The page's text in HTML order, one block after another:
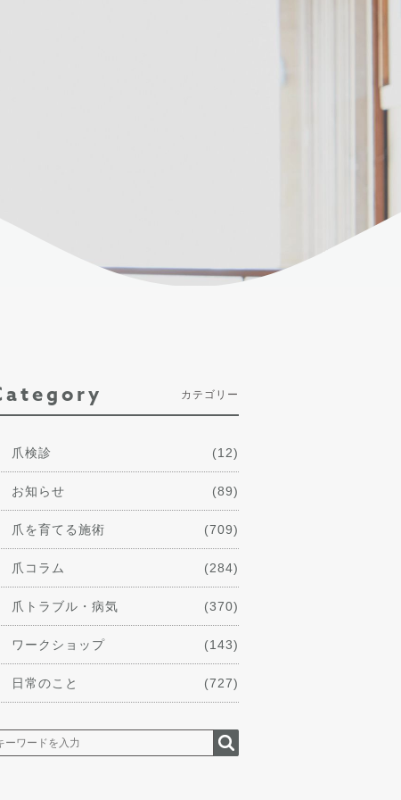
カテゴリー
爪検診 (12)
お知らせ (89)
爪を育てる施術 (709)
爪コラム (284)
爪トラブル・病気 (370)
ワークショップ (143)
日常のこと (727)